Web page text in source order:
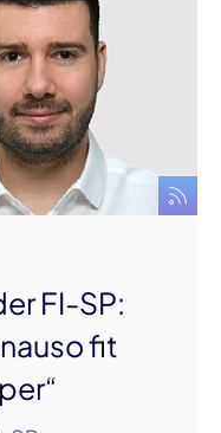
FI-SP:
fit